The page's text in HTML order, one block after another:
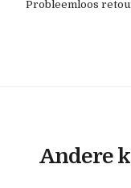
Probleemloos
Andere